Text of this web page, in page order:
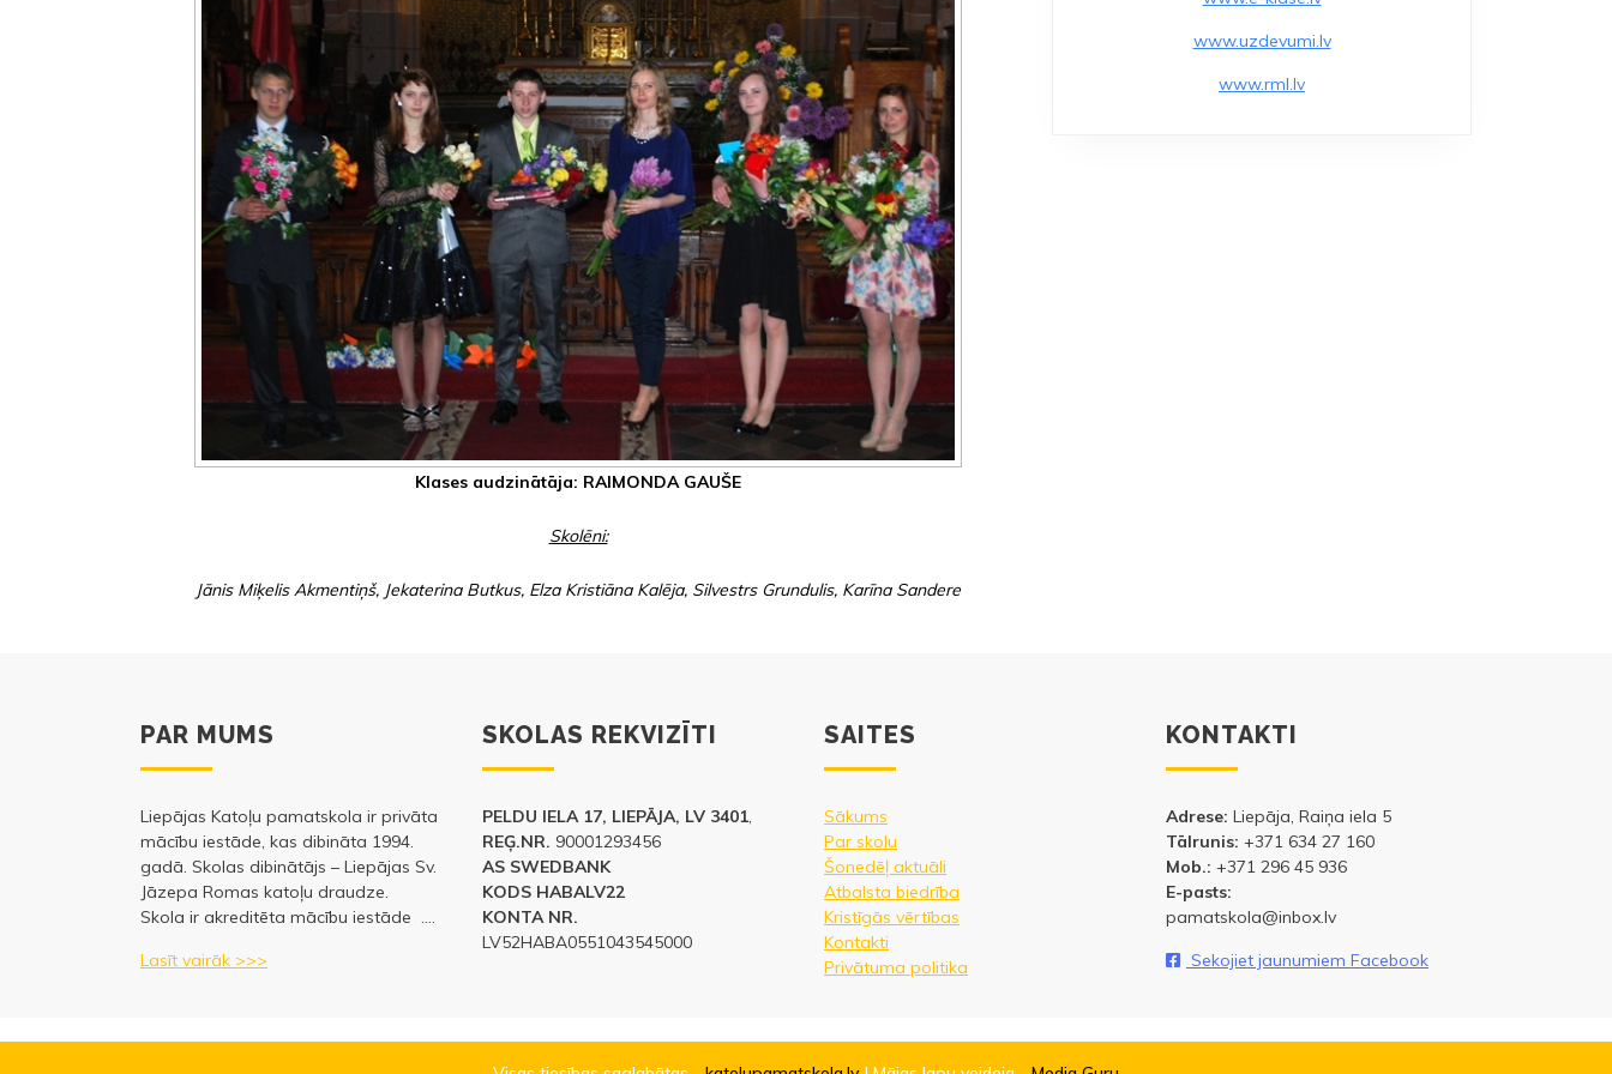
Klases audzinātāja: RAIMONDA GAUŠE
Skolēni:
Jānis Miķelis Akmentiņš, Jekaterina Butkus, Elza Kristiāna Kalēja, Silvestrs Grundulis, Karīna Sandere
www.uzdevumi.lv
www.rml.lv
PAR MUMS
Liepājas Katoļu pamatskola ir privāta
mācību iestāde, kas dibināta 1994.
gadā. Skolas dibinātājs – Liepājas Sv.
Jāzepa Romas katoļu draudze.
Skola ir akreditēta mācību iestāde ….
Lasīt vairāk >>>
SKOLAS REKVIZĪTI
PELDU IELA 17, LIEPĀJA, LV 3401,
REĢ.NR. 90001293456
AS SWEDBANK
KODS HABALV22
KONTA NR.
LV52HABA0551043545000
SAITES
Sākums
Par skolu
Šonedēļ aktuāli
Atbalsta biedrība
Kristīgās vērtības
Kontakti
Privātuma politika
KONTAKTI
Adrese: Liepāja, Raiņa iela 5
Tālrunis: +371 634 27 160
Mob.: +371 296 45 936
E-pasts:
pamatskola@inbox.lv
Sekojiet jaunumiem Facebook